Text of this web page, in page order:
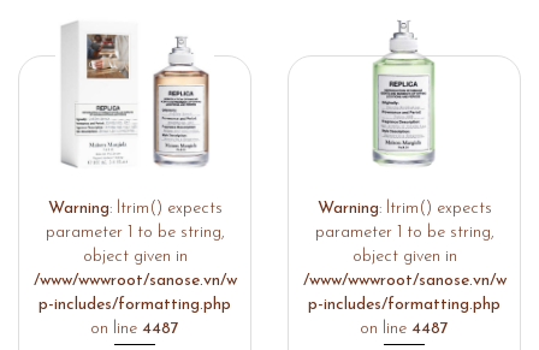
Warning: ltrim() expects
parameter 1 to be string,
object given in
/www/wwwroot/sanose.vn/w
p-includes/formatting.php
on line 4487
Warning: ltrim() expects
parameter 1 to be string,
object given in
/www/wwwroot/sanose.vn/w
p-includes/formatting.php
on line 4487